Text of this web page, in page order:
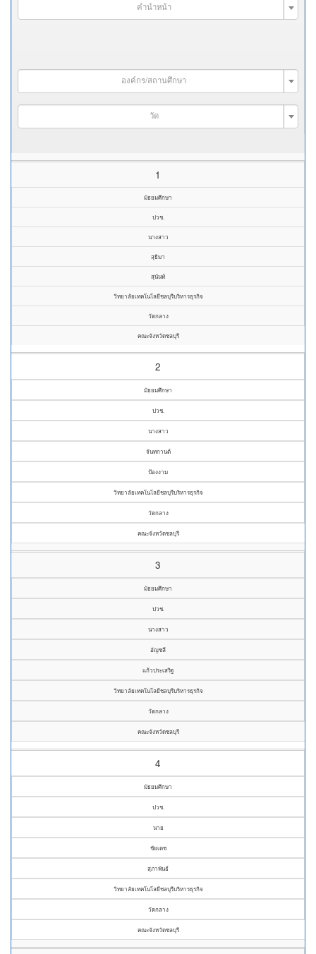
คำนำหน้า
องค์กร/สถานศึกษา
วัด
1
มัธยมศึกษา
ปวช.
นางสาว
สุธิมา
สุนันท์
วิทยาลัยเทคโนโลยีชลบุรีบริหารธุรกิจ
วัดกลาง
คณะจังหวัดชลบุรี
2
มัธยมศึกษา
ปวช.
นางสาว
จันทกานต์
ป้องงาม
วิทยาลัยเทคโนโลยีชลบุรีบริหารธุรกิจ
วัดกลาง
คณะจังหวัดชลบุรี
3
มัธยมศึกษา
ปวช.
นางสาว
อัญชลี
แก้วประเสริฐ
วิทยาลัยเทคโนโลยีชลบุรีบริหารธุรกิจ
วัดกลาง
คณะจังหวัดชลบุรี
4
มัธยมศึกษา
ปวช.
นาย
ชัยเดช
สุภาพันธ์
วิทยาลัยเทคโนโลยีชลบุรีบริหารธุรกิจ
วัดกลาง
คณะจังหวัดชลบุรี